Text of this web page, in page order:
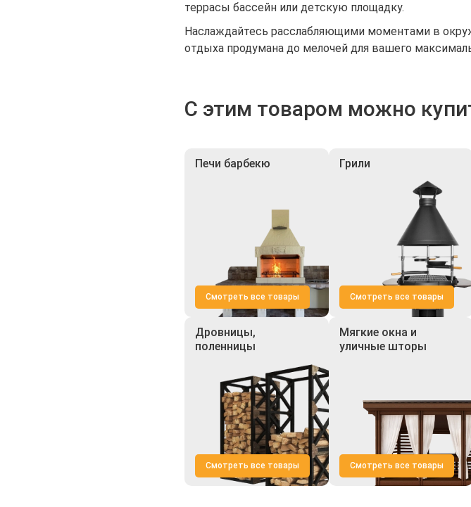
террасы бассейн или детскую площадку.
Наслаждайтесь расслабляющими моментами в
отдыха продумана до мелочей для вашего
С этим товаром можно
Печи барбекю
Смотреть все товары
Грили
Смотреть все товары
Дровницы,
поленницы
Смотреть все товары
Мягкие окна и
уличные шторы
Смотреть все товары